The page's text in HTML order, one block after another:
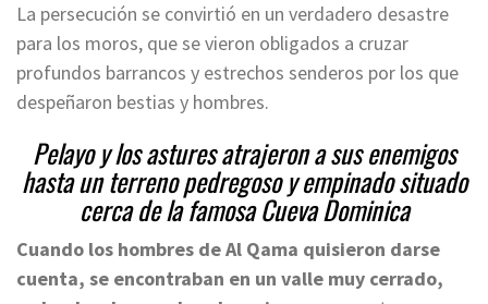
La persecución se convirtió en un verdadero desastre
para los moros, que se vieron obligados a cruzar
profundos barrancos y estrechos senderos por los que
despeñaron bestias y hombres.
Pelayo y los astures atrajeron a sus enemigos
hasta un terreno pedregoso y empinado situado
cerca de la famosa Cueva Dominica
Cuando los hombres de Al Qama quisieron darse
cuenta, se encontraban en un valle muy cerrado,